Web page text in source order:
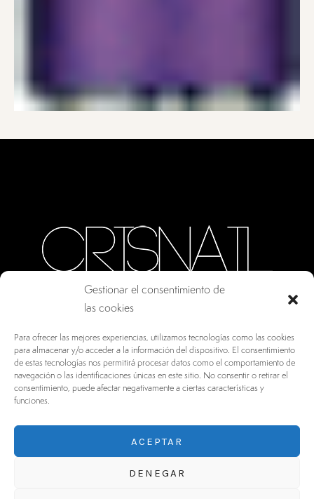
Gestionar el consentimiento de
las cookies
Para ofrecer las mejores experiencias, utilizamos tecnologías como las cookies
para almacenar y/o acceder a la información del dispositivo. El consentimiento
de estas tecnologías nos permitirá procesar datos como el comportamiento de
navegación o las identificaciones únicas en este sitio. No consentir o retirar el
consentimiento, puede afectar negativamente a ciertas características y
funciones.
ACEPTAR
DENEGAR
28770, ESPAÑA
INFO@DRV.ES
+34 902 100 021